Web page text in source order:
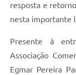
resposta e
nesta importante
Presente à
Associação
Egmar Pereira